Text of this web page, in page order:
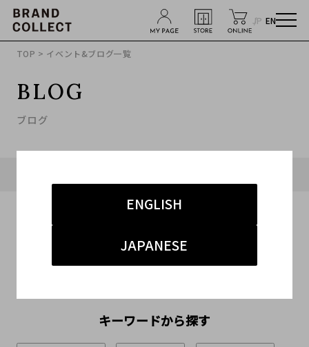
JP EN
ENGLISH
JAPANESE
TOP > イベント&ブログ一覧
BLOG
ブログ
キーワードから探す